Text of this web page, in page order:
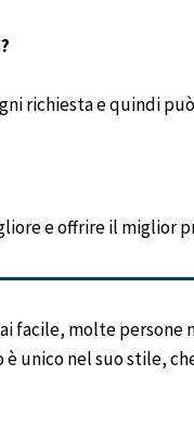
richiesta e quindi
e offrire il miglior
facile, molte
nel suo stile,